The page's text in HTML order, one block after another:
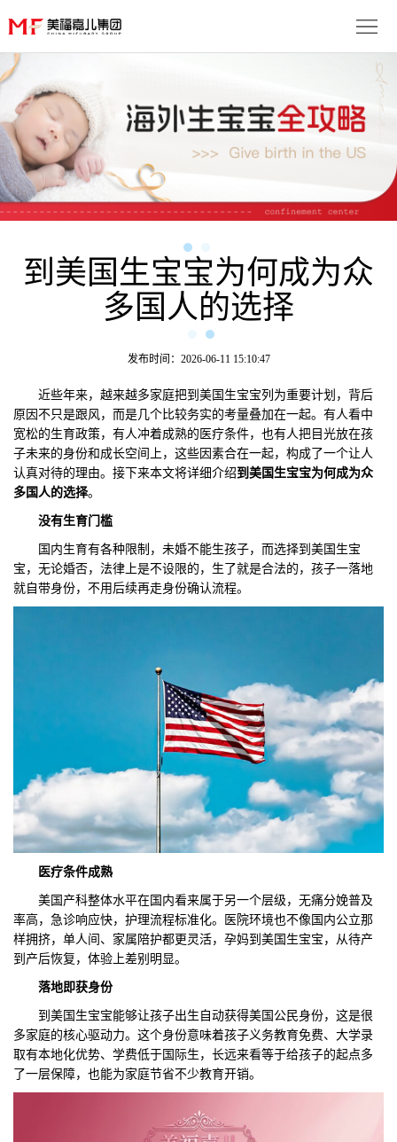
子
优
势
服
务
流
月
子
成
们
评
到美国生宝宝为何成为众
多国人的选择
发布时间：2026-06-11 15:10:47
近些年来，越来越多家庭把到美国生宝宝列为重要计划，背后
原因不只是跟风，而是几个比较务实的考量叠加在一起。有人看中
宽松的生育政策，有人冲着成熟的医疗条件，也有人把目光放在孩
子未来的身份和成长空间上，这些因素合在一起，构成了一个让人
认真对待的理由。接下来本文将详细介绍到美国生宝宝为何成为众
多国人的选择。
没有生育门槛
国内生育有各种限制，未婚不能生孩子，而选择到美国生宝
宝，无论婚否，法律上是不设限的，生了就是合法的，孩子一落地
就自带身份，不用后续再走身份确认流程。
医疗条件成熟
美国产科整体水平在国内看来属于另一个层级，无痛分娩普及
率高，急诊响应快，护理流程标准化。医院环境也不像国内公立那
样拥挤，单人间、家属陪护都更灵活，孕妈到美国生宝宝，从待产
到产后恢复，体验上差别明显。
落地即获身份
到美国生宝宝能够让孩子出生自动获得美国公民身份，这是很
多家庭的核心驱动力。这个身份意味着孩子义务教育免费、大学录
取有本地化优势、学费低于国际生，长远来看等于给孩子的起点多
了一层保障，也能为家庭节省不少教育开销。